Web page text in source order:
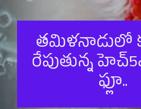
తమిళనాడులో
రేపుతున్న
ఫ్లూ..